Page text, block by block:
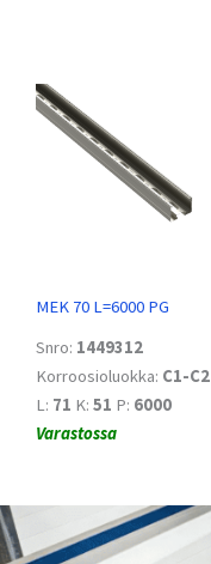
MEK 70 L=6000 PG
Snro: 1449312
Korroosioluokka: C1-C2
L: 71 K: 51 P: 6000
Varastossa